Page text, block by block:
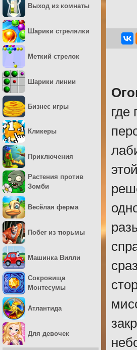
где
Выход из комнаты
Шарики стрелялки
Меткий стрелок
Шарики линии
Бизнес игры
Кликеры
Приключения
Растения против
Зомби
Весёлая ферма
Побег из тюрьмы
Машинка Вилли
Сокровища
Монтесумы
Атлантида
Для девочек